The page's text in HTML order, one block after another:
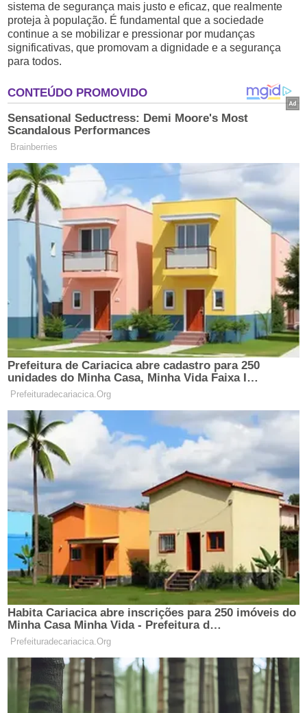
sistema de segurança mais justo e eficaz, que realmente
proteja à população. É fundamental que a sociedade
continue a se mobilizar e pressionar por mudanças
significativas, que promovam a dignidade e a segurança
para todos.